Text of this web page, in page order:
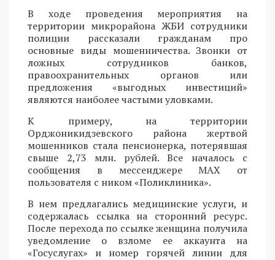
В ходе проведения мероприятия на
территории микрорайона ЖБИ сотрудники
полиции рассказали гражданам про
основные виды мошенничества. Звонки от
ложных сотрудников банков,
правоохранительных органов или
предложения «выгодных инвестиций»
являются наиболее частыми уловками.
К примеру, на территории
Орджоникидзевского района жертвой
мошенников стала пенсионерка, потерявшая
свыше 2,73 млн. рублей. Все началось с
сообщения в мессенджере MAX от
пользователя с ником «Поликлиника».
В нем предлагались медицинские услуги, и
содержалась ссылка на сторонний ресурс.
После перехода по ссылке женщина получила
уведомление о взломе ее аккаунта на
«Госуслугах» и номер горячей линии для